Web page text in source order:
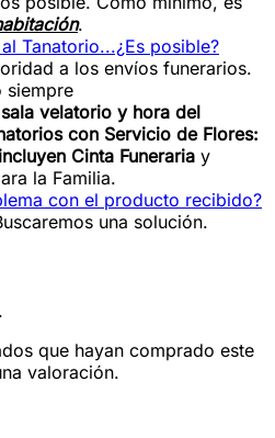
.
Tanatorio...¿Es posible?
a los envíos funerarios.
siempre
velatorio y hora del
con Servicio de Flores:
incluyen Cinta Funeraria y
la Familia.
con el producto recibido?
una solución.
que hayan comprado este
valoración.